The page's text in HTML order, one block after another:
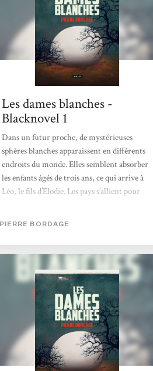
ou déplacer ces dames blanches....
Les dames blanches -
Blacknovel 1
Dans un futur proche, de mystérieuses
sphères blanches apparaissent en différents
endroits du monde. Elles semblent absorber
les enfants âgés de trois ans, ce qui arrive à
Léo, le fils d’Elodie. Les pays s’allient pour
sacrifier des enfants de trois ans, armés d’une
ceinture d’explosifs, et promulgue la loi
d’Isaac, celle du sacrifice d’un enfant de
chaque couple. Ce roman est rythmé par des
chapitres d’une dizaine de pages, portant le...
PIERRE BORDAGE